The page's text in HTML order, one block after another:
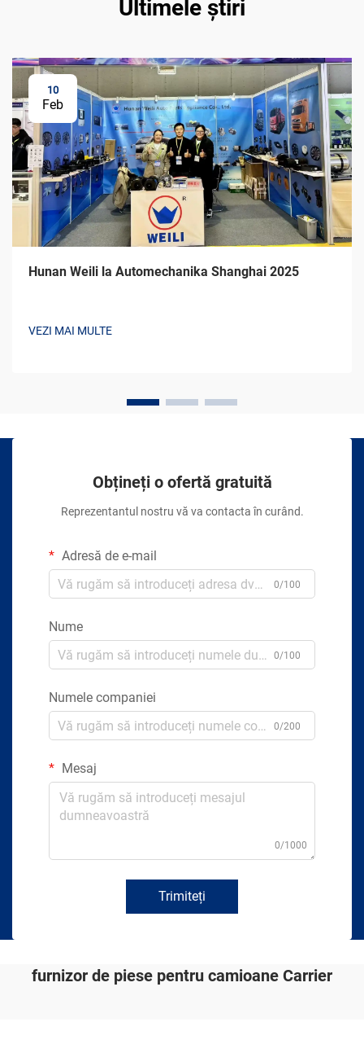
Ultimele știri
10
Feb
Hunan Weili la Automechanika Shanghai 2025
VEZI MAI MULTE
Obțineți o ofertă gratuită
Reprezentantul nostru vă va contacta în curând.
Adresă de e-mail
0/100
Nume
0/100
Numele companiei
0/200
Mesaj
0/1000
Trimiteți
furnizor de piese pentru camioane Carrier